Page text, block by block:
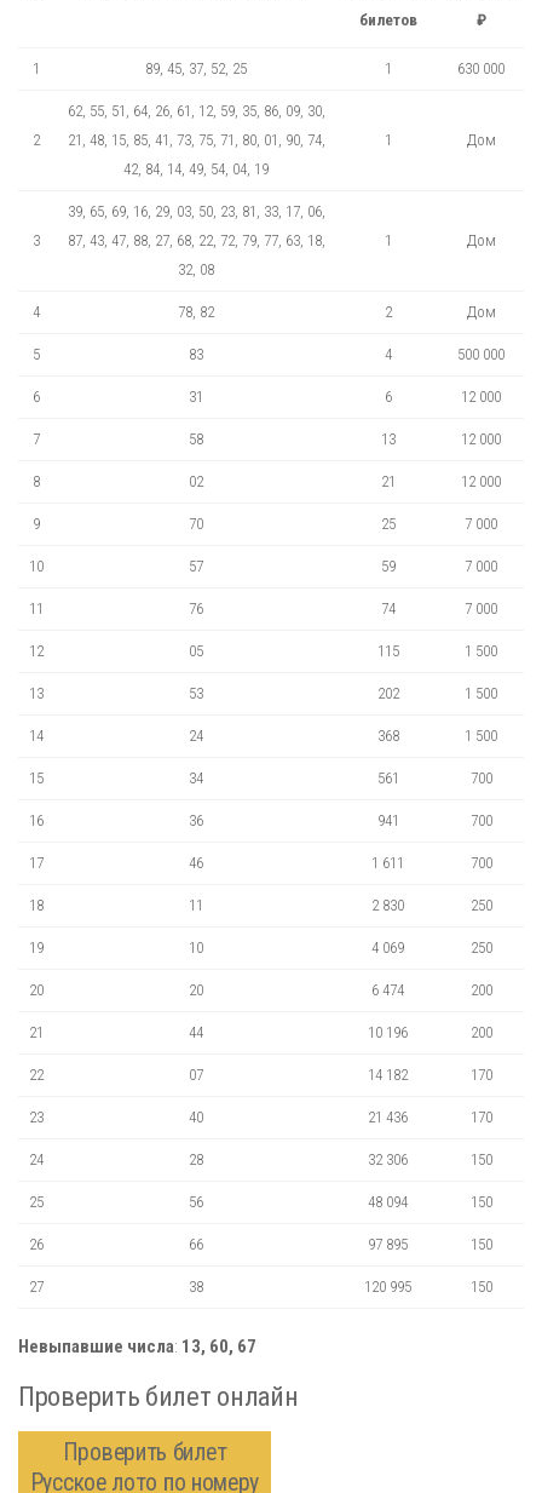
билетов
₽
1 89, 45, 37, 52, 25 1 630 000
2
62, 55, 51, 64, 26, 61, 12, 59, 35, 86, 09, 30,
21, 48, 15, 85, 41, 73, 75, 71, 80, 01, 90, 74,
42, 84, 14, 49, 54, 04, 19
1 Дом
3
39, 65, 69, 16, 29, 03, 50, 23, 81, 33, 17, 06,
87, 43, 47, 88, 27, 68, 22, 72, 79, 77, 63, 18,
32, 08
1 Дом
4 78, 82 2 Дом
5 83 4 500 000
6 31 6 12 000
7 58 13 12 000
8 02 21 12 000
9 70 25 7 000
10 57 59 7 000
11 76 74 7 000
12 05 115 1 500
13 53 202 1 500
14 24 368 1 500
15 34 561 700
16 36 941 700
17 46 1 611 700
18 11 2 830 250
19 10 4 069 250
20 20 6 474 200
21 44 10 196 200
22 07 14 182 170
23 40 21 436 170
24 28 32 306 150
25 56 48 094 150
26 66 97 895 150
27 38 120 995 150
Невыпавшие числа: 13, 60, 67
Проверить билет онлайн
Проверить билет
Русское лото по номеру